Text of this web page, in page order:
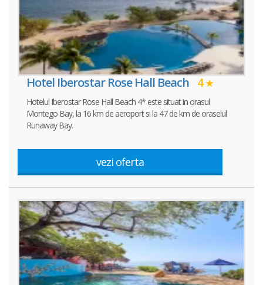
Hotel Iberostar Rose Hall Beach 4
Hotelul Iberostar Rose Hall Beach 4* este situat in orasul
Montego Bay, la 16 km de aeroport si la 47 de km de oraselul
Runaway Bay.
vezi oferta